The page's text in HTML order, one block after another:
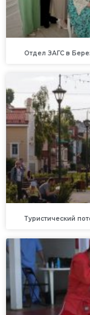
Отдел ЗАГС в
Туристический